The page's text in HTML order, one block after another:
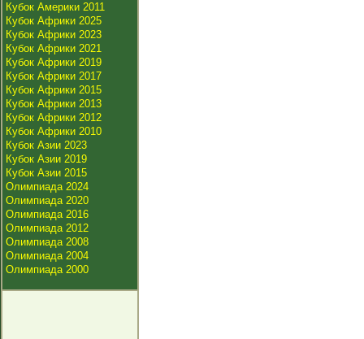
Кубок Америки 2011
Кубок Африки 2025
Кубок Африки 2023
Кубок Африки 2021
Кубок Африки 2019
Кубок Африки 2017
Кубок Африки 2015
Кубок Африки 2013
Кубок Африки 2012
Кубок Африки 2010
Кубок Азии 2023
Кубок Азии 2019
Кубок Азии 2015
Олимпиада 2024
Олимпиада 2020
Олимпиада 2016
Олимпиада 2012
Олимпиада 2008
Олимпиада 2004
Олимпиада 2000